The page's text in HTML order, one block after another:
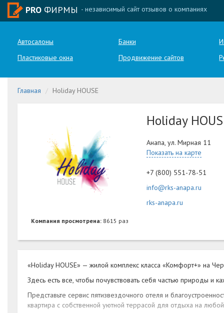
PRO ФИРМЫ - независимый сайт отзывов о компаниях
Автосалоны Банки
Пластиковые окна
Продвижение сайтов
Главная Holiday HOUSE
Компания просмотрена: 8615 раз
Holiday
Анапа, ул. Мирная 11
Показать на карте
+7 (800) 551-78-51
info@rks-anapa.ru
rks-anapa.ru
«Holiday HOUSE» — жилой комплекс класса «Комфорт+» на
Здесь есть все, чтобы почувствовать себя частью природы и
Представьте сервис пятизвездочного отеля и
квартира с собственной уютной террасой для отдыха на